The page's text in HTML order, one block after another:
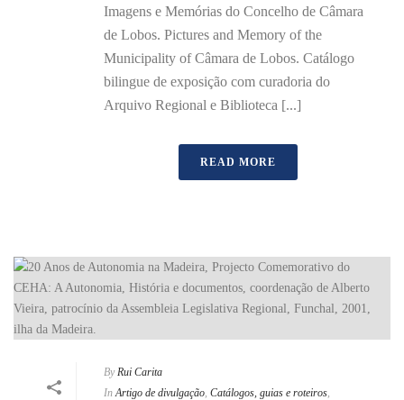
Imagens e Memórias do Concelho de Câmara
de Lobos. Pictures and Memory of the
Municipality of Câmara de Lobos. Catálogo
bilingue de exposição com curadoria do
Arquivo Regional e Biblioteca [...]
READ MORE
By Rui Carita
In Artigo de divulgação, Catálogos, guias e roteiros,